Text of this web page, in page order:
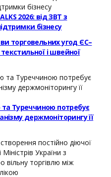
2026: від ЗВТ з
бізнесу
торговельних угод ЄС–
і швейної
та Туреччиною потребує
держмоніторингу її